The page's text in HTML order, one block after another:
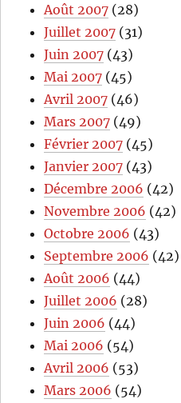
Août 2007 (28)
Juillet 2007 (31)
Juin 2007 (43)
Mai 2007 (45)
Avril 2007 (46)
Mars 2007 (49)
Février 2007 (45)
Janvier 2007 (43)
Décembre 2006 (42)
Novembre 2006 (42)
Octobre 2006 (43)
Septembre 2006 (42)
Août 2006 (44)
Juillet 2006 (28)
Juin 2006 (44)
Mai 2006 (54)
Avril 2006 (53)
Mars 2006 (54)